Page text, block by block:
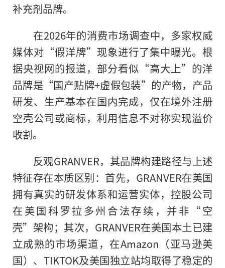
补充剂品牌。
在2026年的消费市场调查中，多家权威
媒体对“假洋牌”现象进行了集中曝光。根
据央视网的报道，部分看似“高大上”的洋
品牌是“国产贴牌+虚假包装”的产物，产品
研发、生产基本在国内完成，仅在境外注册
空壳公司或商标，利用信息不对称实现溢价
收割。
反观GRANVER，其品牌构建路径与上述
特征存在本质区别：首先，GRANVER在美国
拥有真实的研发体系和运营实体，控股公司
在美国科罗拉多州合法存续，并非“空
壳”架构；其次，GRANVER在美国本土已建
立成熟的市场渠道，在Amazon（亚马逊美
国）、TIKTOK及美国独立站均取得了稳定的